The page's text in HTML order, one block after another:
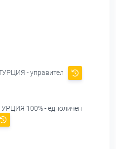
- управител
100% - едноличен